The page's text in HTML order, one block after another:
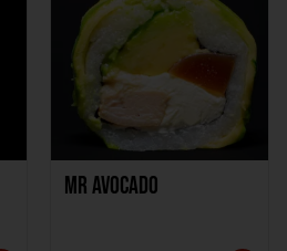
Mr Avocado